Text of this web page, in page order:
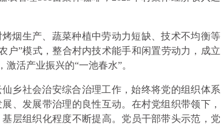
烟生产、蔬菜种植中劳动力短缺、技术不均衡等
户”模式，整合村内技术能手和闲置劳动力，成立
活产业振兴的“一池春水”。
乡社会治安综合治理工作，始终将党的组织体系
、发展带治理的良性互动。在村党组织带领下，
层组织化程度不断提高。党员干部带头示范，党